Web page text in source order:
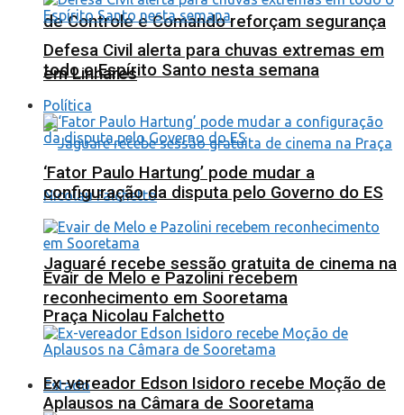
de Controle e Comando reforçam segurança
em Linhares
Jaguaré recebe sessão gratuita de cinema na
Praça Nicolau Falchetto
Estado
Defesa Civil alerta para chuvas extremas em
todo o Espírito Santo nesta semana
Política
‘Fator Paulo Hartung’ pode mudar a
configuração da disputa pelo Governo do ES
Evair de Melo e Pazolini recebem
reconhecimento em Sooretama
Ex-vereador Edson Isidoro recebe Moção de
Aplausos na Câmara de Sooretama